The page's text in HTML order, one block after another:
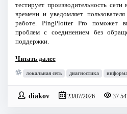
тестирует производительность
времени и уведомляет
работе. PingPlotter Pro поможет
проблем с соединением без
поддержки.
Читать далее
локальная сеть диагностика
diakov 23/07/2026 37